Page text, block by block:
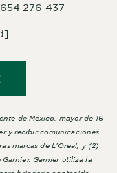
276 437
de México, mayor de 16
y recibir comunicaciones
marcas de L'Oreal, y (2)
Garnier utiliza la